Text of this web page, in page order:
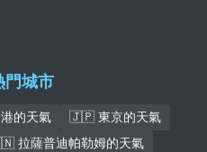
門城市
的天氣
🇯🇵 東京的天氣
拉薩普迪帕勒姆的天氣